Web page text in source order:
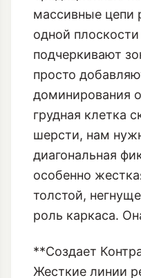
доминирования
грудная клетка
шерсти, нам
диагональная
особенно
толстой,
роль каркаса.
**Создает
Жесткие линии
мягкий,
графичным.
**Подчеркивает